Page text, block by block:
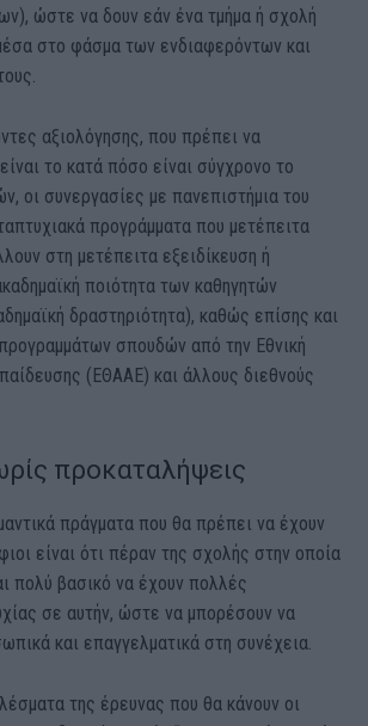
ώστε να δουν εάν ένα τμήμα ή σχολή
στο φάσμα των ενδιαφερόντων και
αξιολόγησης, που πρέπει να
το κατά πόσο είναι σύγχρονο το
οι συνεργασίες με πανεπιστήμια του
προγράμματα που μετέπειτα
στη μετέπειτα εξειδίκευση ή
ποιότητα των καθηγητών
δραστηριότητα), καθώς επίσης και
σπουδών από την Εθνική
(ΕΘΑΑΕ) και άλλους διεθνούς
προκαταλήψεις
πράγματα που θα πρέπει να έχουν
είναι ότι πέραν της σχολής στην οποία
πολύ βασικό να έχουν πολλές
σε αυτήν, ώστε να μπορέσουν να
και επαγγελματικά στη συνέχεια.
της έρευνας που θα κάνουν οι